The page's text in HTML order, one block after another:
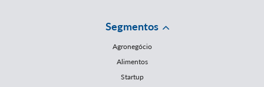
Segmentos
Agronegócio
Alimentos
Startup